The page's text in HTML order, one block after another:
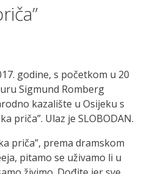
godine, s početkom u 20
Sigmund Romberg
kazalište u Osijeku s
priča”. Ulaz je SLOBODAN.
priča”, prema dramskom
pitamo se uživamo li u